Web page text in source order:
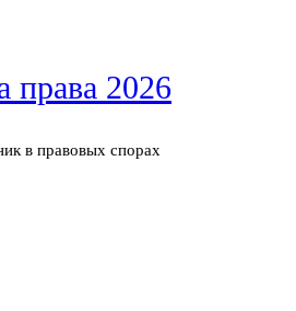
права 2026
в правовых спорах